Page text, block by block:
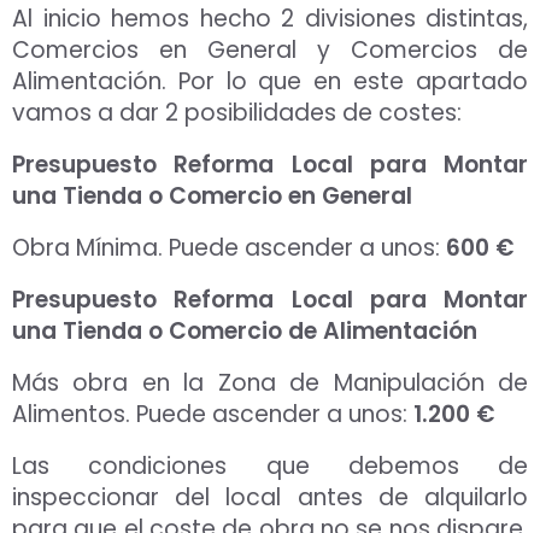
Al inicio hemos hecho 2 divisiones distintas,
Comercios en General y Comercios de
Alimentación. Por lo que en este apartado
vamos a dar 2 posibilidades de costes:
Presupuesto Reforma Local para Montar
una Tienda o Comercio en General
Obra Mínima. Puede ascender a unos: 600 €
Presupuesto Reforma Local para Montar
una Tienda o Comercio de Alimentación
Más obra en la Zona de Manipulación de
Alimentos. Puede ascender a unos: 1.200 €
Las condiciones que debemos de
inspeccionar del local antes de alquilarlo